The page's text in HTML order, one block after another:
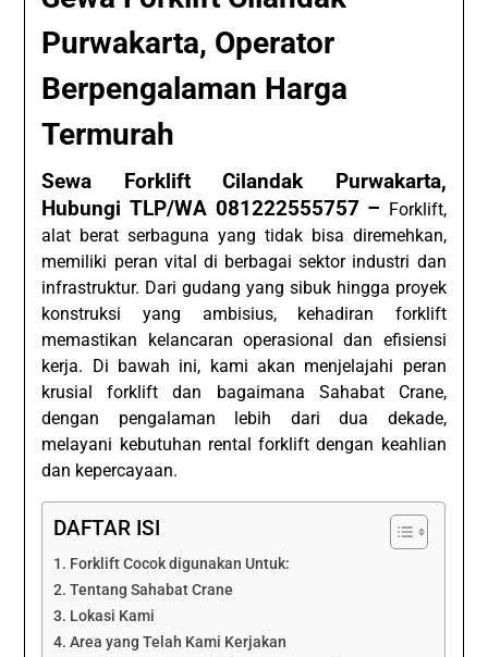
Purwakarta, Operator
Berpengalaman Harga
Termurah
Sewa Forklift Cilandak Purwakarta,
Hubungi TLP/WA 081222555757 – Forklift,
alat berat serbaguna yang tidak bisa diremehkan,
memiliki peran vital di berbagai sektor industri dan
infrastruktur. Dari gudang yang sibuk hingga proyek
konstruksi yang ambisius, kehadiran forklift
memastikan kelancaran operasional dan efisiensi
kerja. Di bawah ini, kami akan menjelajahi peran
krusial forklift dan bagaimana Sahabat Crane,
dengan pengalaman lebih dari dua dekade,
melayani kebutuhan rental forklift dengan keahlian
dan kepercayaan.
DAFTAR ISI
Forklift Cocok digunakan Untuk:
Tentang Sahabat Crane
Lokasi Kami
Area yang Telah Kami Kerjakan